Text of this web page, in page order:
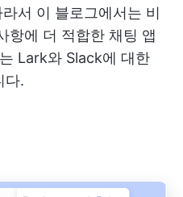
서 이 블로그에서는 비
항에 더 적합한 채팅 앱
Lark와 Slack에 대한
다.